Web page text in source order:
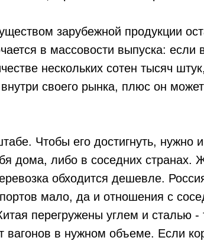
зарубежной продукции
в массовости выпуска: если
нескольких сотен тысяч
своего рынка, плюс он
Чтобы его достигнуть, нужно
дома, либо в соседних странах.
обходится дешевле.
мало, да и отношения с
перегружены углем и сталью -
вагонов в нужном объеме. Если